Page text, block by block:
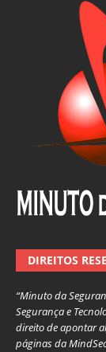
DIREITOS
“Minuto da
Segurança e
direito de apontar
páginas da